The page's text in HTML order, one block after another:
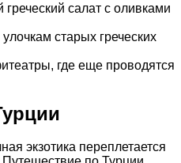
салат с оливками
старых греческих
где еще проводятся
экзотика переплетается